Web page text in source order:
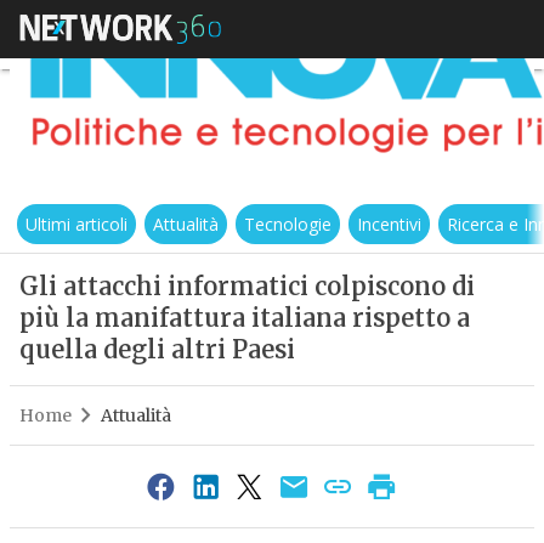
Ultimi articoli Attualità Tecnologie Incentivi Ricerca e
Gli attacchi informatici colpiscono di
più la manifattura italiana rispetto a
quella degli altri Paesi
Home Attualità